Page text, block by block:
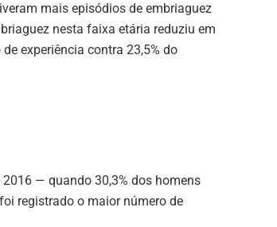
mais episódios de embriaguez
nesta faixa etária reduziu em
experiência contra 23,5% do
— quando 30,3% dos homens
registrado o maior número de